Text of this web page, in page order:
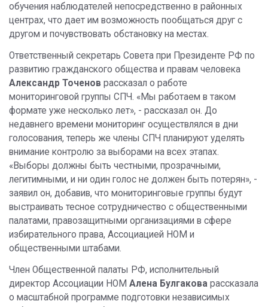
обучения наблюдателей непосредственно в районных
центрах, что дает им возможность пообщаться друг с
другом и почувствовать обстановку на местах.
Ответственный секретарь Совета при Президенте РФ по
развитию гражданского общества и правам человека
Александр Точенов рассказал о работе
мониторинговой группы СПЧ. «Мы работаем в таком
формате уже несколько лет», - рассказал он. До
недавнего времени мониторинг осуществлялся в дни
голосования, теперь же члены СПЧ планируют уделять
внимание контролю за выборами на всех этапах.
«Выборы должны быть честными, прозрачными,
легитимными, и ни один голос не должен быть потерян», -
заявил он, добавив, что мониторинговые группы будут
выстраивать тесное сотрудничество с общественными
палатами, правозащитными организациями в сфере
избирательного права, Ассоциацией НОМ и
общественными штабами.
Член Общественной палаты РФ, исполнительный
директор Ассоциации НОМ Алена Булгакова рассказала
о масштабной программе подготовки независимых